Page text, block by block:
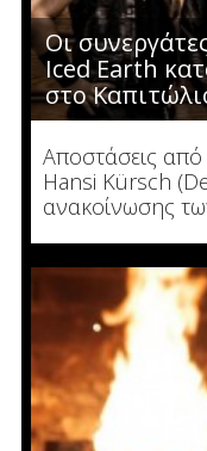
Οι
Iced Earth
στο
Αποστάσεις από
Hansi Kürsch
ανακοίνωσης